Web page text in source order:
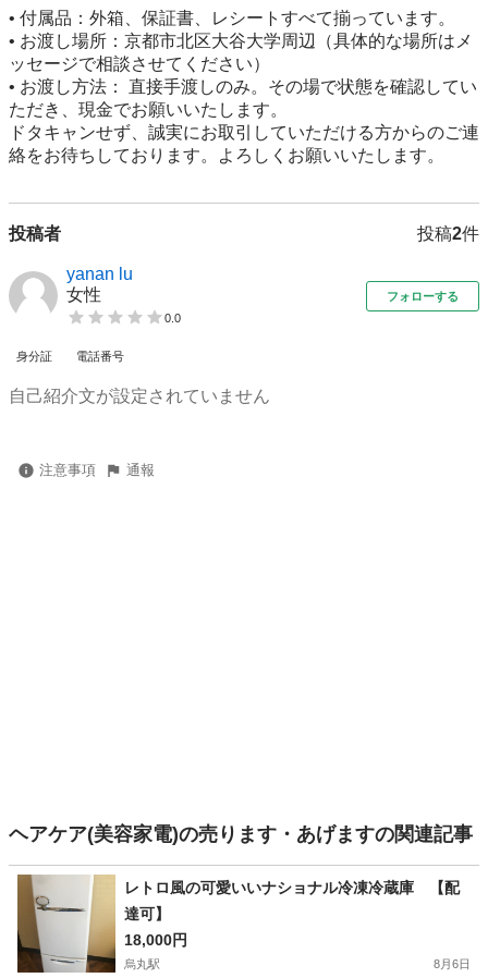
• 付属品：外箱、保証書、レシートすべて揃っています。
• お渡し場所：京都市北区大谷大学周辺（具体的な場所はメ
ッセージで相談させてください）
• お渡し方法： 直接手渡しのみ。その場で状態を確認してい
ただき、現金でお願いいたします。
ドタキャンせず、誠実にお取引していただける方からのご連
絡をお待ちしております。よろしくお願いいたします。
投稿者 投稿2件
yanan lu
女性
0.0
フォローする
身分証 電話番号
自己紹介文が設定されていません
注意事項 通報
ヘアケア(美容家電)の売ります・あげますの関連記事
レトロ風の可愛いいナショナル冷凍冷蔵庫 【配
達可】
18,000円
烏丸駅 8月6日